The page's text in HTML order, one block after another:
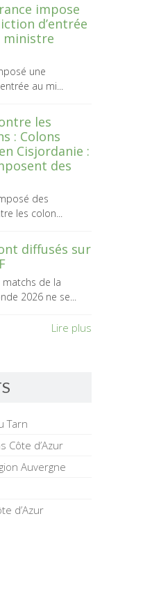
impose
d’entrée
ministre
une
au mi...
les
: Colons
Cisjordanie :
des
des
les colon...
diffusés sur
de la
2026 ne se...
Lire plus
Tarn
Côte d’Azur
Auvergne
d’Azur